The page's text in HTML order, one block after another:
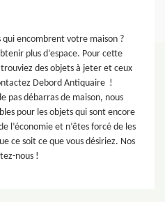
qui encombrent votre maison ?
plus d’espace. Pour cette
des objets à jeter et ceux
Debord Antiquaire !
pas débarras de maison, nous
pour les objets qui sont encore
l’économie et n’êtes forcé de les
ce soit ce que vous désiriez. Nos
nous !